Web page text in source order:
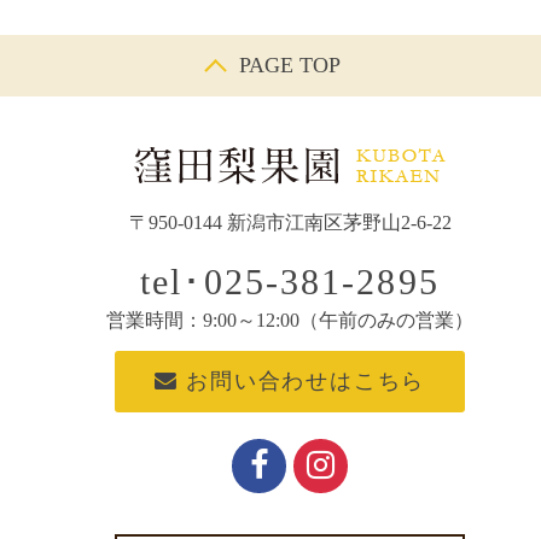
PAGE TOP
〒950-0144 新潟市江南区茅野山2-6-22
tel･025-381-2895
営業時間：9:00～12:00（午前のみの営業）
お問い合わせはこちら